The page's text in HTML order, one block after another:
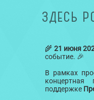
ЗДЕСЬ
🌾 21 июня
событие. 🎉
В рамках
поддержке